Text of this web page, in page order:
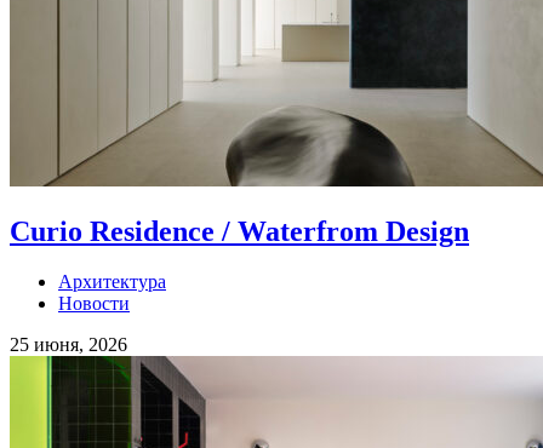
Curio Residence / Waterfrom Design
Архитектура
Новости
25 июня, 2026